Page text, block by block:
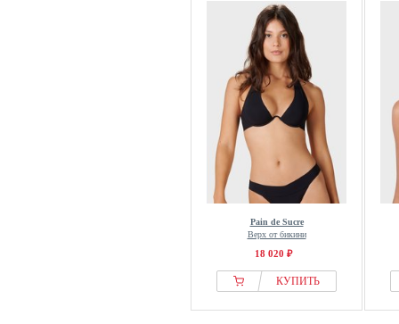
Pain de Sucre
Верх от бикини
18 020 ₽
КУПИТЬ